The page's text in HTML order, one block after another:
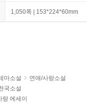
1,050쪽 | 153*224*60mm
마소설
연애/사랑소설
국소설
랑 에세이